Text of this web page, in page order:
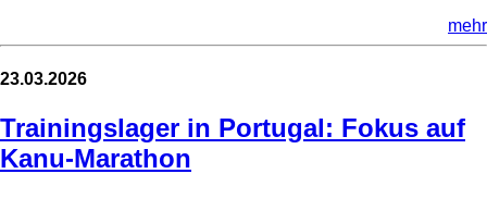
mehr
23.03.2026
Trainingslager in Portugal: Fokus auf
Kanu-Marathon